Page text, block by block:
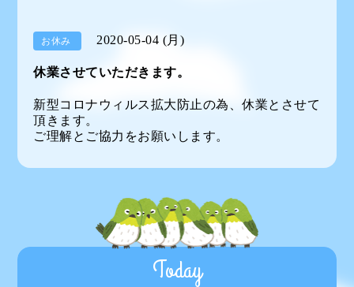
お休み 2020-05-04 (月)
休業させていただきます。
新型コロナウィルス拡大防止の為、休業とさせて
頂きます。
ご理解とご協力をお願いします。
Today